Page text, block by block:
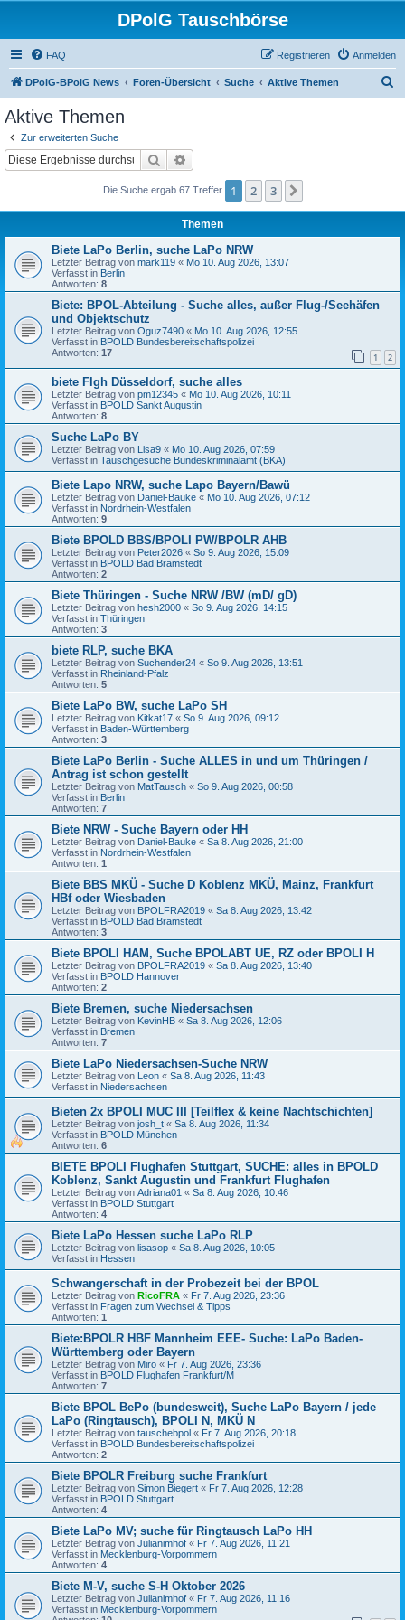
DPolG Tauschbörse
FAQ Anmelden
Registrieren
DPolG-BPolG News Foren-Übersicht Suche Aktive Themen
Aktive Themen
Zur erweiterten Suche
Suche
Die Suche ergab 67 Treffer 1 2 3
Themen
Biete LaPo Berlin, suche LaPo NRW
Letzter Beitrag von mark119 « Mo 10. Aug 2026, 13:07
Verfasst in Berlin
Antworten: 8
Biete: BPOL-Abteilung - Suche alles, außer Flug-/Seehäfen
und Objektschutz
Letzter Beitrag von Oguz7490 « Mo 10. Aug 2026, 12:55
Verfasst in BPOLD Bundesbereitschaftspolizei
Antworten: 17 1 2
biete Flgh Düsseldorf, suche alles
Letzter Beitrag von pm12345 « Mo 10. Aug 2026, 10:11
Verfasst in BPOLD Sankt Augustin
Antworten: 8
Suche LaPo BY
Letzter Beitrag von Lisa9 « Mo 10. Aug 2026, 07:59
Verfasst in Tauschgesuche Bundeskriminalamt (BKA)
Biete Lapo NRW, suche Lapo Bayern/Bawü
Letzter Beitrag von Daniel-Bauke « Mo 10. Aug 2026, 07:12
Verfasst in Nordrhein-Westfalen
Antworten: 9
Biete BPOLD BBS/BPOLI PW/BPOLR AHB
Letzter Beitrag von Peter2026 « So 9. Aug 2026, 15:09
Verfasst in BPOLD Bad Bramstedt
Antworten: 2
Biete Thüringen - Suche NRW /BW (mD/ gD)
Letzter Beitrag von hesh2000 « So 9. Aug 2026, 14:15
Verfasst in Thüringen
Antworten: 3
biete RLP, suche BKA
Letzter Beitrag von Suchender24 « So 9. Aug 2026, 13:51
Verfasst in Rheinland-Pfalz
Antworten: 5
Biete LaPo BW, suche LaPo SH
Letzter Beitrag von Kitkat17 « So 9. Aug 2026, 09:12
Verfasst in Baden-Württemberg
Antworten: 3
Biete LaPo Berlin - Suche ALLES in und um Thüringen /
Antrag ist schon gestellt
Letzter Beitrag von MatTausch « So 9. Aug 2026, 00:58
Verfasst in Berlin
Antworten: 7
Biete NRW - Suche Bayern oder HH
Letzter Beitrag von Daniel-Bauke « Sa 8. Aug 2026, 21:00
Verfasst in Nordrhein-Westfalen
Antworten: 1
Biete BBS MKÜ - Suche D Koblenz MKÜ, Mainz, Frankfurt
HBf oder Wiesbaden
Letzter Beitrag von BPOLFRA2019 « Sa 8. Aug 2026, 13:42
Verfasst in BPOLD Bad Bramstedt
Antworten: 3
Biete BPOLI HAM, Suche BPOLABT UE, RZ oder BPOLI H
Letzter Beitrag von BPOLFRA2019 « Sa 8. Aug 2026, 13:40
Verfasst in BPOLD Hannover
Antworten: 2
Biete Bremen, suche Niedersachsen
Letzter Beitrag von KevinHB « Sa 8. Aug 2026, 12:06
Verfasst in Bremen
Antworten: 7
Biete LaPo Niedersachsen-Suche NRW
Letzter Beitrag von Leon « Sa 8. Aug 2026, 11:43
Verfasst in Niedersachsen
Bieten 2x BPOLI MUC III [Teilflex & keine Nachtschichten]
Letzter Beitrag von josh_t « Sa 8. Aug 2026, 11:34
Verfasst in BPOLD München
Antworten: 6
BIETE BPOLI Flughafen Stuttgart, SUCHE: alles in BPOLD
Koblenz, Sankt Augustin und Frankfurt Flughafen
Letzter Beitrag von Adriana01 « Sa 8. Aug 2026, 10:46
Verfasst in BPOLD Stuttgart
Antworten: 4
Biete LaPo Hessen suche LaPo RLP
Letzter Beitrag von lisasop « Sa 8. Aug 2026, 10:05
Verfasst in Hessen
Schwangerschaft in der Probezeit bei der BPOL
Letzter Beitrag von RicoFRA « Fr 7. Aug 2026, 23:36
Verfasst in Fragen zum Wechsel & Tipps
Antworten: 1
Biete:BPOLR HBF Mannheim EEE- Suche: LaPo Baden-
Württemberg oder Bayern
Letzter Beitrag von Miro « Fr 7. Aug 2026, 23:36
Verfasst in BPOLD Flughafen Frankfurt/M
Antworten: 7
Biete BPOL BePo (bundesweit), Suche LaPo Bayern / jede
LaPo (Ringtausch), BPOLI N, MKÜ N
Letzter Beitrag von tauschebpol « Fr 7. Aug 2026, 20:18
Verfasst in BPOLD Bundesbereitschaftspolizei
Antworten: 2
Biete BPOLR Freiburg suche Frankfurt
Letzter Beitrag von Simon Biegert « Fr 7. Aug 2026, 12:28
Verfasst in BPOLD Stuttgart
Antworten: 4
Biete LaPo MV; suche für Ringtausch LaPo HH
Letzter Beitrag von Julianimhof « Fr 7. Aug 2026, 11:21
Verfasst in Mecklenburg-Vorpommern
Antworten: 4
Biete M-V, suche S-H Oktober 2026
Letzter Beitrag von Julianimhof « Fr 7. Aug 2026, 11:16
Verfasst in Mecklenburg-Vorpommern